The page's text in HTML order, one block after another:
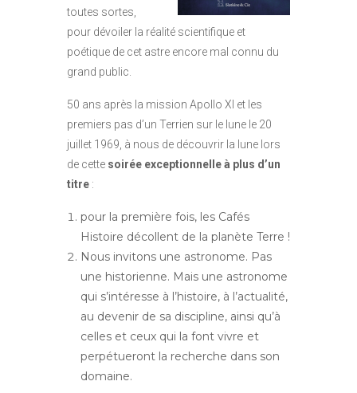
toutes sortes,
pour dévoiler la réalité scientifique et
poétique de cet astre encore mal connu du
grand public.
50 ans après la mission Apollo XI et les
premiers pas d’un Terrien sur le lune le 20
juillet 1969, à nous de découvrir la lune lors
de cette soirée exceptionnelle à plus d’un
titre :
pour la première fois, les Cafés
Histoire décollent de la planète Terre !
Nous invitons une astronome. Pas
une historienne. Mais une astronome
qui s’intéresse à l’histoire, à l’actualité,
au devenir de sa discipline, ainsi qu’à
celles et ceux qui la font vivre et
perpétueront la recherche dans son
domaine.